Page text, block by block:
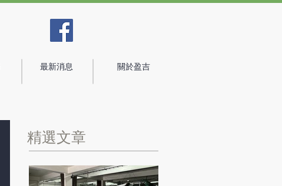
最新消息 關於盈吉
精選文章